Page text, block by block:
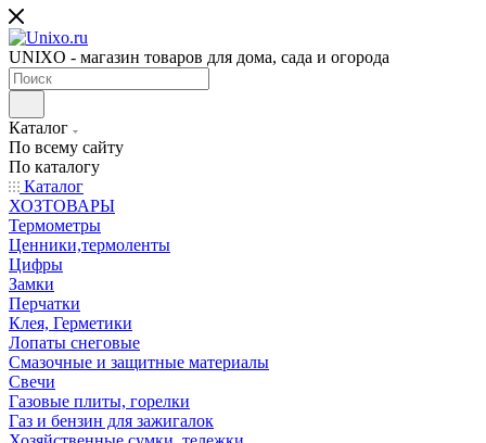
UNIXO - магазин товаров для дома, сада и огорода
Каталог
По всему сайту
По каталогу
Каталог
ХОЗТОВАРЫ
Термометры
Ценники,термоленты
Цифры
Замки
Перчатки
Клея, Герметики
Лопаты снеговые
Смазочные и защитные материалы
Свечи
Газовые плиты, горелки
Газ и бензин для зажигалок